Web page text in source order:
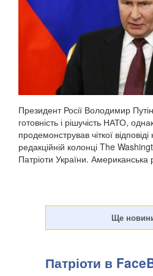
Президент Росії Володимир
готовність і рішучість НАТО,
продемонстрував чіткої
редакційній колонці The
Патріоти України. Американська
Патріоти в